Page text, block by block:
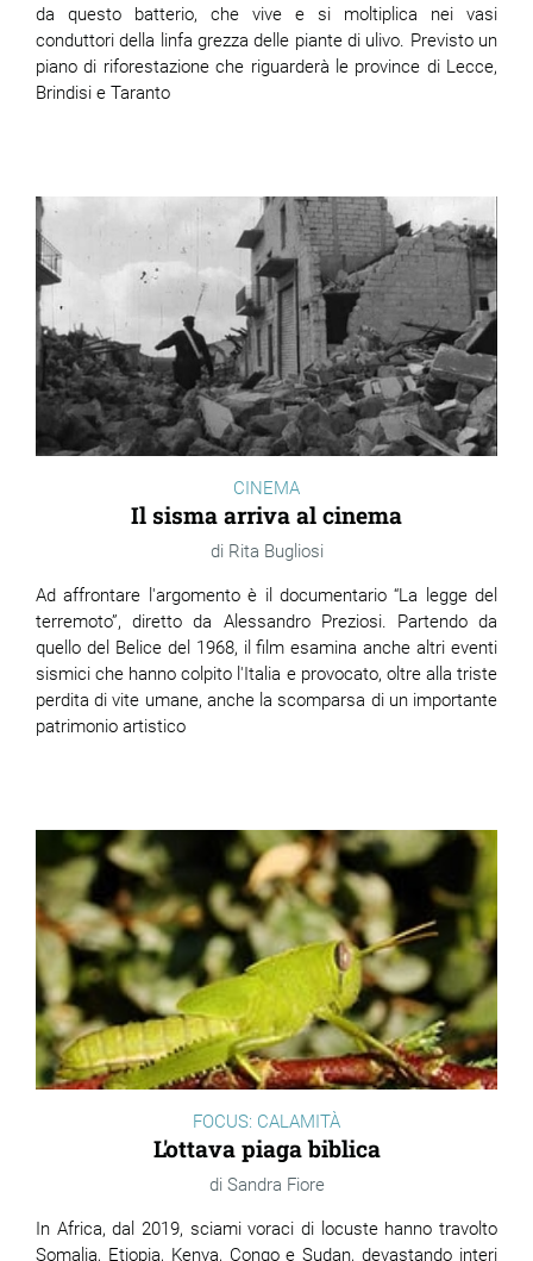
da questo batterio, che vive e si moltiplica nei vasi
conduttori della linfa grezza delle piante di ulivo. Previsto un
piano di riforestazione che riguarderà le province di Lecce,
Brindisi e Taranto
CINEMA
Il sisma arriva al cinema
Rita Bugliosi
Ad affrontare l'argomento è il documentario “La legge del
terremoto”, diretto da Alessandro Preziosi. Partendo da
quello del Belice del 1968, il film esamina anche altri eventi
sismici che hanno colpito l'Italia e provocato, oltre alla triste
perdita di vite umane, anche la scomparsa di un importante
patrimonio artistico
FOCUS: CALAMITÀ
L'ottava piaga biblica
Sandra Fiore
In Africa, dal 2019, sciami voraci di locuste hanno travolto
Somalia, Etiopia, Kenya, Congo e Sudan, devastando interi